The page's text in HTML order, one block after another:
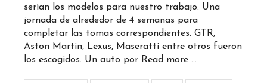
serían los modelos para nuestro trabajo. Una
jornada de alrededor de 4 semanas para
completar las tomas correspondientes. GTR,
Aston Martin, Lexus, Maseratti entre otros fueron
los escogidos. Un auto por Read more …